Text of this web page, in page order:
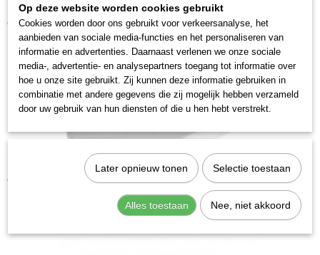
Kraftwerk 2035PH2 Krachtbit Phillips PH 2
€ 3,28
Kraftwerk 303003 Bit Phillips 5/16" PH 3
€ 3,28
Op deze website worden cookies gebruikt
Cookies worden door ons gebruikt voor verkeersanalyse, het
aanbieden van sociale media-functies en het personaliseren van
informatie en advertenties. Daarnaast verlenen we onze sociale
media-, advertentie- en analysepartners toegang tot informatie over
hoe u onze site gebruikt. Zij kunnen deze informatie gebruiken in
combinatie met andere gegevens die zij mogelijk hebben verzameld
door uw gebruik van hun diensten of die u hen hebt verstrekt.
Later opnieuw tonen Selectie toestaan
Alles toestaan Nee, niet akkoord